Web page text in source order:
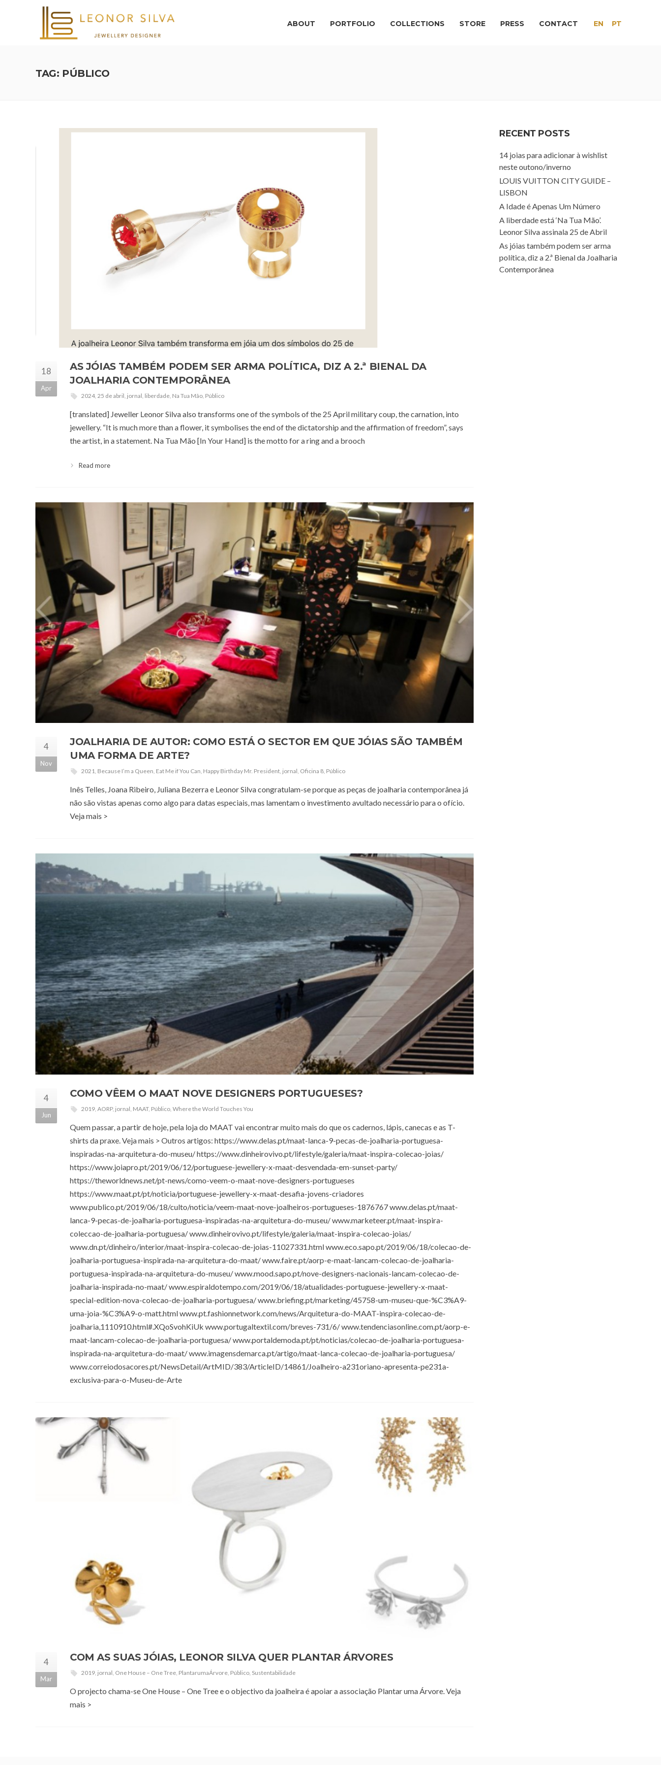
ABOUT PORTFOLIO COLLECTIONS STORE PRESS CONTACT EN PT
TAG: PÚBLICO
18
Apr
AS JÓIAS TAMBÉM PODEM SER ARMA POLÍTICA, DIZ A 2.ª BIENAL DA
JOALHARIA CONTEMPORÂNEA
2024, 25 de abril jornal liberdade Na Tua Mão Público
[translated] Jeweller Leonor Silva also transforms one of the symbols of the 25 April military coup, the carnation, into
jewellery. “It is much more than a flower, it symbolises the end of the dictatorship and the affirmation of freedom”, says
the artist, in a statement. Na Tua Mão [In Your Hand] is the motto for a ring and a brooch
Read more
4
Nov
JOALHARIA DE AUTOR: COMO ESTÁ O SECTOR EM QUE JÓIAS SÃO TAMBÉM
UMA FORMA DE ARTE?
2021, Because I’m a Queen, Eat Me if You Can, Happy Birthday Mr. President, jornal, Oficina 8, Público
Inês Telles, Joana Ribeiro, Juliana Bezerra e Leonor Silva congratulam-se porque as peças de joalharia contemporânea já
não são vistas apenas como algo para datas especiais, mas lamentam o investimento avultado necessário para o ofício.
Veja mais >
4
Jun
COMO VÊEM O MAAT NOVE DESIGNERS PORTUGUESES?
2019, AORP, jornal, MAAT, Público, Where the World Touches You
Quem passar, a partir de hoje, pela loja do MAAT vai encontrar muito mais do que os cadernos, lápis, canecas e as T-
shirts da praxe. Veja mais > Outros artigos: https://www.delas.pt/maat-lanca-9-pecas-de-joalharia-portuguesa-
inspiradas-na-arquitetura-do-museu/ https://www.dinheirovivo.pt/lifestyle/galeria/maat-inspira-colecao-joias/
https://www.joiapro.pt/2019/06/12/portuguese-jewellery-x-maat-desvendada-em-sunset-party/
https://theworldnews.net/pt-news/como-veem-o-maat-nove-designers-portugueses
https://www.maat.pt/pt/noticia/portuguese-jewellery-x-maat-desafia-jovens-criadores
www.publico.pt/2019/06/18/culto/noticia/veem-maat-nove-joalheiros-portugueses-1876767 www.delas.pt/maat-
lanca-9-pecas-de-joalharia-portuguesa-inspiradas-na-arquitetura-do-museu/ www.marketeer.pt/maat-inspira-
coleccao-de-joalharia-portuguesa/ www.dinheirovivo.pt/lifestyle/galeria/maat-inspira-colecao-joias/
www.dn.pt/dinheiro/interior/maat-inspira-colecao-de-joias-11027331.html www.eco.sapo.pt/2019/06/18/colecao-de-
joalharia-portuguesa-inspirada-na-arquitetura-do-maat/ www.faire.pt/aorp-e-maat-lancam-colecao-de-joalharia-
portuguesa-inspirada-na-arquitetura-do-museu/ www.mood.sapo.pt/nove-designers-nacionais-lancam-colecao-de-
joalharia-inspirada-no-maat/ www.espiraldotempo.com/2019/06/18/atualidades-portuguese-jewellery-x-maat-
special-edition-nova-colecao-de-joalharia-portuguesa/ www.briefing.pt/marketing/45758-um-museu-que-%C3%A9-
uma-joia-%C3%A9-o-matt.html www.pt.fashionnetwork.com/news/Arquitetura-do-MAAT-inspira-colecao-de-
joalharia,1110910.html#.XQoSvohKiUk www.portugaltextil.com/breves-731/6/ www.tendenciasonline.com.pt/aorp-e-
maat-lancam-colecao-de-joalharia-portuguesa/ www.portaldemoda.pt/pt/noticias/colecao-de-joalharia-portuguesa-
inspirada-na-arquitetura-do-maat/ www.imagensdemarca.pt/artigo/maat-lanca-colecao-de-joalharia-portuguesa/
www.correiodosacores.pt/NewsDetail/ArtMID/383/ArticleID/14861/Joalheiro-a231oriano-apresenta-pe231a-
exclusiva-para-o-Museu-de-Arte
4
Mar
COM AS SUAS JÓIAS, LEONOR SILVA QUER PLANTAR ÁRVORES
2019 jornal One House – One Tree PlantarumaÁrvore Público Sustentabilidade
O projecto chama-se One House – One Tree e o objectivo da joalheira é apoiar a associação Plantar uma Árvore. Veja
mais >
RECENT POSTS
14 joias para adicionar à wishlist
neste outono/inverno
LOUIS VUITTON CITY GUIDE –
LISBON
A Idade é Apenas Um Número
A liberdade está ‘Na Tua Mão’.
Leonor Silva assinala 25 de Abril
As jóias também podem ser arma
política, diz a 2.ª Bienal da Joalharia
Contemporânea